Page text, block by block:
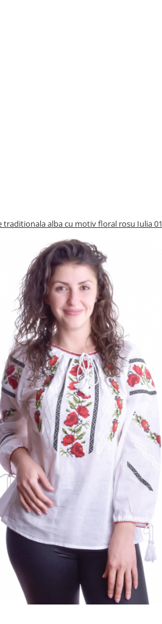
traditionala alba cu motiv floral rosu Iulia 01